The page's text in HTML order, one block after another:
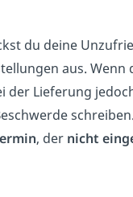
du deine
aus.
der Lieferung
, der nicht